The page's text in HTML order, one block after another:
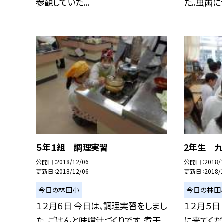
５年１組 調理実習
公開日 2018/12/06
更新日 2018/12/06
今日の林田小
１２月６日 今日は、調理実習をしまし
2年生 九
公開日
更新日
今日の林
１２月５